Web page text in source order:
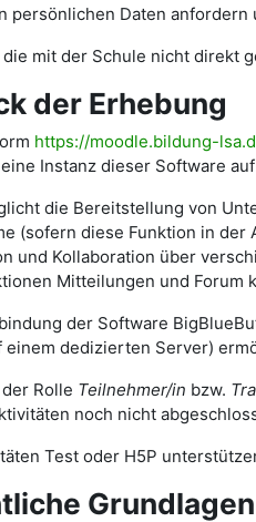
persönlichen Daten
die mit der Schule nicht direkt
der Erhebung
https://moodle.bildung-
Instanz dieser Software
die Bereitstellung von
(sofern diese Funktion in
und Kollaboration über
Mitteilungen und
der Software
einem dedizierten Server)
Rolle Teilnehmer/in bzw.
noch nicht
Test oder H5P
Grundlagen